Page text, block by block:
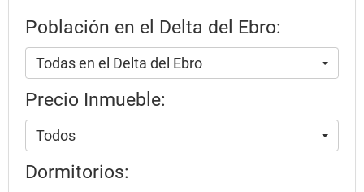
Población en el Delta del Ebro:
Todas en el Delta del Ebro
Precio Inmueble:
Todos
Dormitorios: